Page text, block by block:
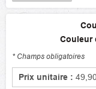
Couleur
* Champs obligatoires
Prix unitaire :